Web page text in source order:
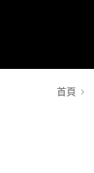
首頁